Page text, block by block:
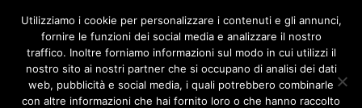
JNOTIZIE.COM
BROWSING TAG
HIGUAIN
Utilizziamo i cookie per personalizzare i contenuti e gli annunci,
fornire le funzioni dei social media e analizzare il nostro
traffico. Inoltre forniamo informazioni sul modo in cui utilizzi il
nostro sito ai nostri partner che si occupano di analisi dei dati
web, pubblicità e social media, i quali potrebbero combinarle
con altre informazioni che hai fornito loro o che hanno raccolto